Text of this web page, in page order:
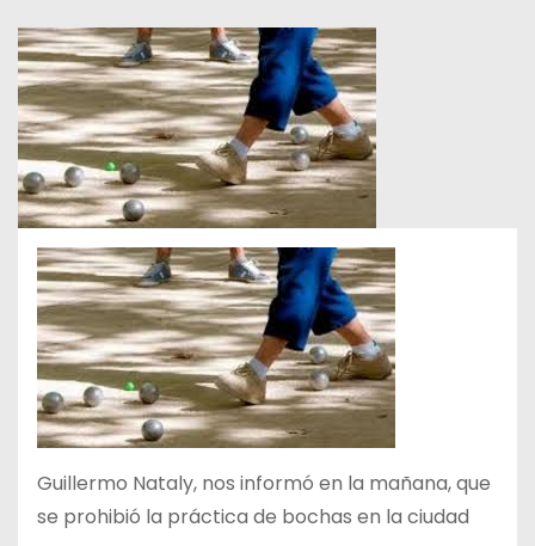
Guillermo Nataly, nos informó en la mañana, que
se prohibió la práctica de bochas en la ciudad